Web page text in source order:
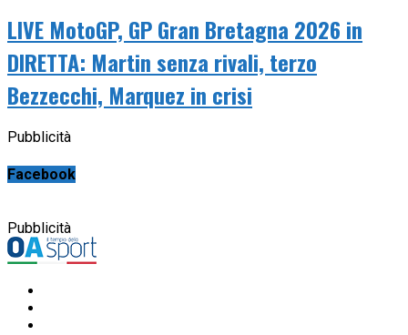
LIVE MotoGP, GP Gran Bretagna 2026 in
DIRETTA: Martin senza rivali, terzo
Bezzecchi, Marquez in crisi
Pubblicità
Facebook
Pubblicità